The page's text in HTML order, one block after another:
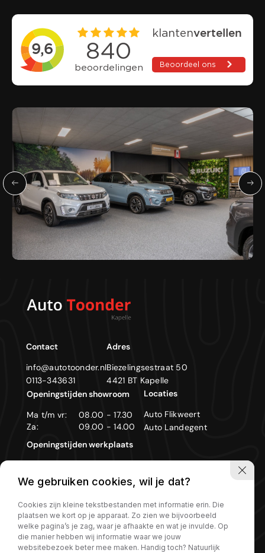
Contact
info@autotoonder.nl
0113-343631
Adres
Biezelingsestraat 50
4421 BT Kapelle
Openingstijden showroom
Ma t/m vr:
08.00 - 17.30
Za:
09.00 - 14.00
Openingstijden werkplaats
Zon- en feestdagen gesloten
Locaties
Auto Flikweert
Auto Landegent
Privacy policy
We gebruiken cookies, wil je dat?
Cookies zijn kleine tekstbestanden met informatie erin. Die
plaatsen we kort op je apparaat. Zo zien we bijvoorbeeld
welke pagina’s je zag, waar je afhaakte en wat je invulde. Op
die manier hebben wij informatie waar we jouw
websitebezoek beter mee maken. Handig toch? Natuurlijk